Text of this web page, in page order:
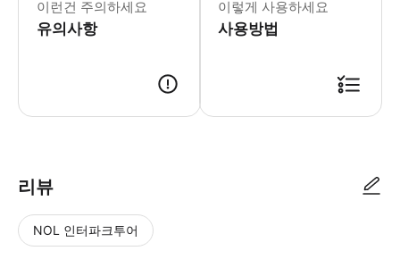
이런건 주의하세요
유의사항
이렇게 사용하세요
사용방법
리뷰
NOL 인터파크투어